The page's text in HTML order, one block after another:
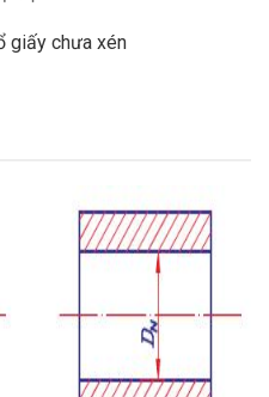
chưa xén